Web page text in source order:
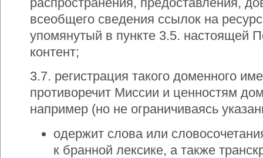
всеобщего сведения ссылок на
упомянутый в пункте 3.5. настоящей
контент;
3.7. регистрация такого доменного
противоречит Миссии и ценностям
например (но не ограничиваясь
одержит слова или
к бранной лексике, а также